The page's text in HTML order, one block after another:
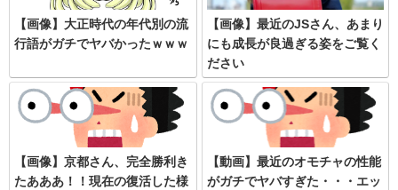
【画像】大正時代の年代別の流
行語がガチでヤバかったｗｗｗ
【画像】最近のJSさん、あまり
にも成長が良過ぎる姿をご覧く
ださい
【画像】京都さん、完全勝利き
たあああ！！現在の復活した様
【動画】最近のオモチャの性能
がガチでヤバすぎた・・・エッ